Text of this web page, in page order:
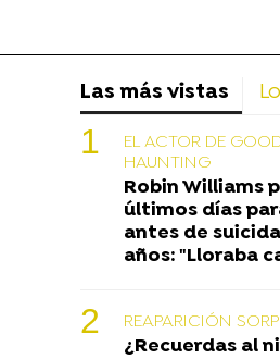
Las más vistas
EL ACTOR DE
HAUNTING
Robin Williams
últimos días
antes de
años: "Lloraba
REAPARICIÓN
¿Recuerdas al